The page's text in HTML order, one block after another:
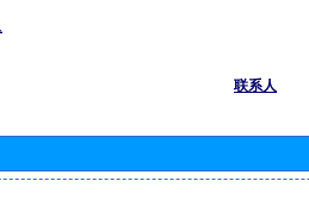
联系人